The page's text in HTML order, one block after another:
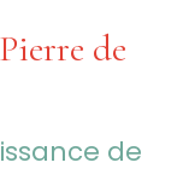
de
de